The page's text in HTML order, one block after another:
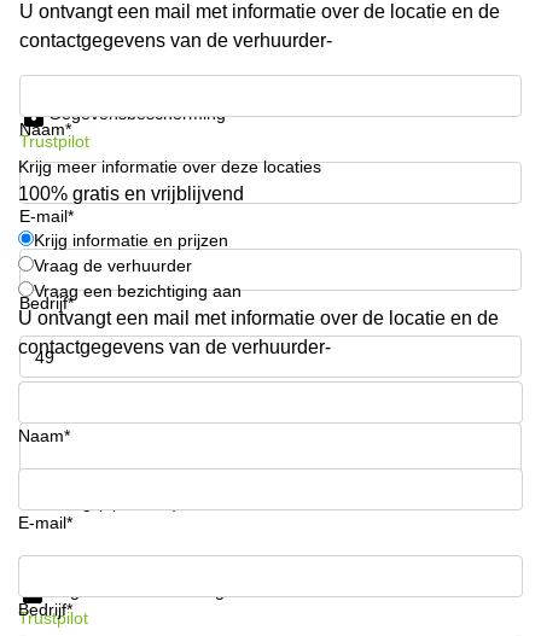
Kantoorruimte
in Arnhem
space
Hilversum
Coworking
space
Zwolle
Coworking
Haarlem
Kantoor
Huren
in
Hengelo
Bedrijfsruimte
Nijmegen
U ontvangt een mail met informatie over de locatie en de
contactgegevens van de verhuurder-
Naam*
E-mail*
Bedrijf*
Telefoonnummer*
Gegevensbescherming
Trustpilot
Krijg meer informatie over deze locaties
100% gratis en vrijblijvend
Krijg informatie en prijzen
Vraag de verhuurder
Vraag een bezichtiging aan
U ontvangt een mail met informatie over de locatie en de
contactgegevens van de verhuurder-
Naam*
E-mail*
Bedrijf*
Krijg informatie en prijzen
Trustpilot